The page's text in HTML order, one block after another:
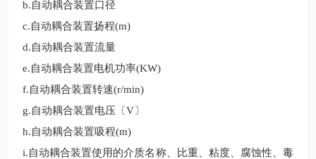
b.自动耦合装置口径
c.自动耦合装置扬程(m)
d.自动耦合装置流量
e.自动耦合装置电机功率(KW)
f.自动耦合装置转速(r/min)
g.自动耦合装置电压〔V〕
h.自动耦合装置吸程(m)
i.自动耦合装置使用的介质名称、比重、粘度、腐蚀性、毒